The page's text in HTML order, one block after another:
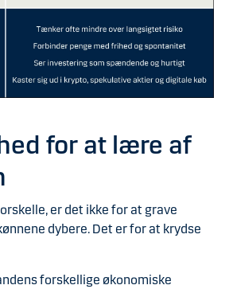
for at lære af
er det ikke for at grave
dybere. Det er for at krydse
forskellige økonomiske